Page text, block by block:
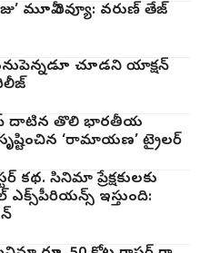
మూవీ రివ్యూ: వరుణ్ తేజ్
చూడని యాక్షన్
దాటిన తొలి భారతీయ
‘రామాయణ’ ట్రైలర్
కథ. సినిమా ప్రేక్షకులకు
ఎక్స్‌పీరియన్స్ ఇస్తుంది: